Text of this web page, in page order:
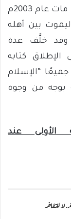
من الأعمال جميعًا إلى الكتابة. إلى أن مات عام 2003م
بين أهله
وقد خلَّف عدة
كتابه
“الإسلام
بوجه من وجوه
الأولى عند
لا للتفاخر